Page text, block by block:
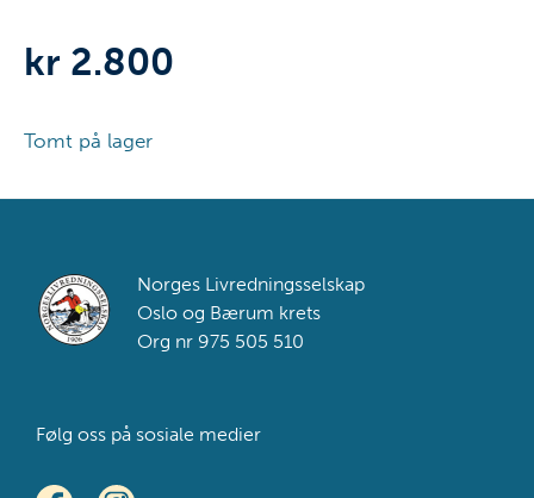
kr 2.800
Tomt på lager
Footer
Norges Livredningsselskap
Oslo og Bærum krets
Org nr 975 505 510
Følg oss på sosiale medier